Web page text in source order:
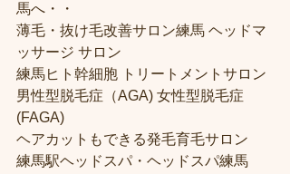
馬へ・・
薄毛・抜け毛改善サロン練馬 ヘッドマ
ッサージ サロン
練馬ヒト幹細胞 トリートメントサロン
男性型脱毛症（AGA) 女性型脱毛症
(FAGA)
ヘアカットもできる発毛育毛サロン
練馬駅ヘッドスパ・ヘッドスパ練馬